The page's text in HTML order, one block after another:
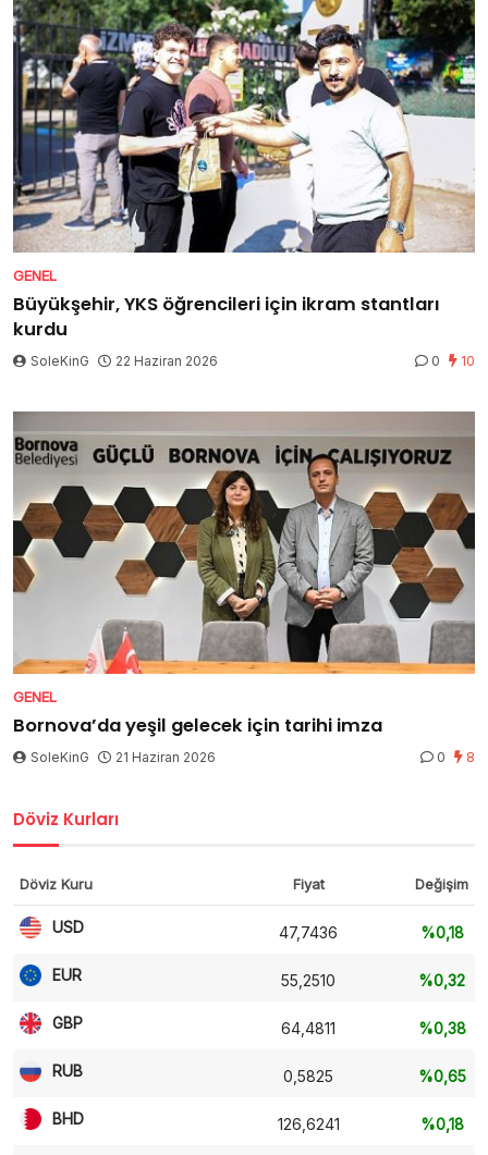
GENEL
Büyükşehir, YKS öğrencileri için ikram stantları
kurdu
SoleKinG 22 Haziran 2026 0 10
GENEL
Bornova’da yeşil gelecek için tarihi imza
SoleKinG 21 Haziran 2026 0 8
Döviz Kurları
Döviz Kuru Fiyat Değişim
USD 47,7436 %0,18
EUR 55,2510 %0,32
GBP 64,4811 %0,38
RUB 0,5825 %0,65
BHD 126,6241 %0,18